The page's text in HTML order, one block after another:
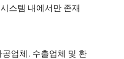
스템 내에서만 존재
업체, 수출업체 및 환